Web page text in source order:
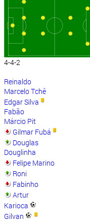
4-4-2
Reinaldo
Marcelo Tchê
Edgar Silva
Fabão
Márcio Pit
Gilmar Fubá
Douglas
Douglinha
Felipe Marino
Roni
Fabinho
Artur
Karioca
Gilvan